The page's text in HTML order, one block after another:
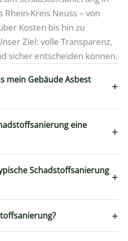
Kreis Neuss – von
Kosten bis hin zu
Ziel: volle Transparenz,
sicher entscheiden können.
mein Gebäude Asbest
+
eine
+
Schadstoffsanierung +
+